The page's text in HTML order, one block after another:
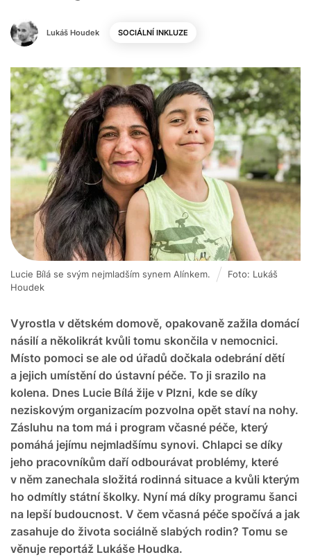
Lukáš Houdek SOCIÁLNÍ INKLUZE
Vyrostla v dětském domově, opakovaně zažila domácí
násilí a několikrát kvůli tomu skončila v nemocnici.
Místo pomoci se ale od úřadů dočkala odebrání dětí
a jejich umístění do ústavní péče. To ji srazilo na
kolena. Dnes Lucie Bílá žije v Plzni, kde se díky
neziskovým organizacím pozvolna opět staví na nohy.
Zásluhu na tom má i program včasné péče, který
pomáhá jejímu nejmladšímu synovi. Chlapci se díky
jeho pracovníkům daří odbourávat problémy, které
v něm zanechala složitá rodinná situace a kvůli kterým
ho odmítly státní školky. Nyní má díky programu šanci
na lepší budoucnost. V čem včasná péče spočívá a jak
zasahuje do života sociálně slabých rodin? Tomu se
věnuje reportáž Lukáše Houdka.
Lucie Bílá se svým nejmladším synem Alínkem.
Foto: Lukáš
Houdek